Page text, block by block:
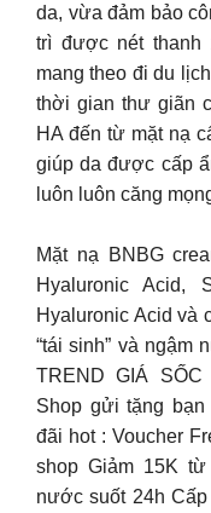
da, vừa đảm bảo
trì được nét
mang theo đi du
thời gian thư giãn
HA đến từ mặt nạ
giúp da được cấp
luôn luôn căng
Mặt nạ BNBG
Hyaluronic Acid,
Hyaluronic Acid và
“tái sinh” và ngậm
TREND GIÁ
Shop gửi tặng
đãi hot : Voucher
shop Giảm 15K
nước suốt 24h